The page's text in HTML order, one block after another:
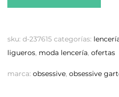
sku: d-237615 categorías:
ligueros, moda lencería, ofertas
marca: obsessive, obsessive